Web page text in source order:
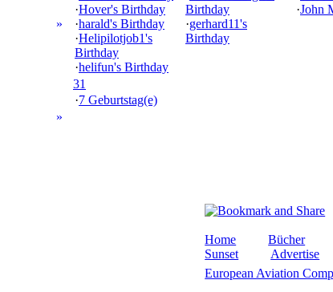
»
·Hover's Birthday
·harald's Birthday
·Helipilotjob1's
Birthday
·helifun's Birthday
Birthday
·gerhard11's
Birthday
·John
»
31
·7 Geburtstag(e)
Home Bücher
Sunset
Advertise
European Aviation